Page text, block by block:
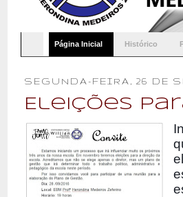
Página Inicial Histórico
SEGUNDA-FEIRA, 26 DE
Eleições